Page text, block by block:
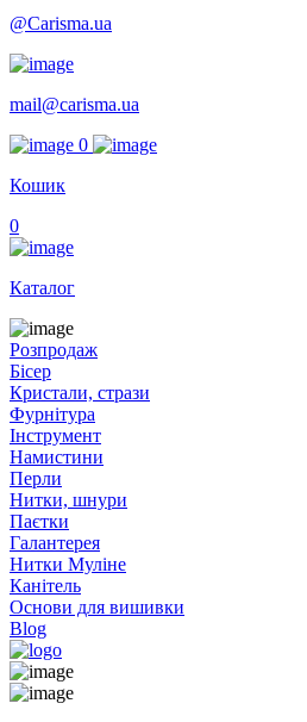
@Carisma.ua
mail@carisma.ua
0
Кошик
0
Каталог
Розпродаж
Бісер
Кристали, стрази
Фурнітура
Інструмент
Намистини
Перли
Нитки, шнури
Паєтки
Галантерея
Нитки Муліне
Канітель
Основи для вишивки
Blog